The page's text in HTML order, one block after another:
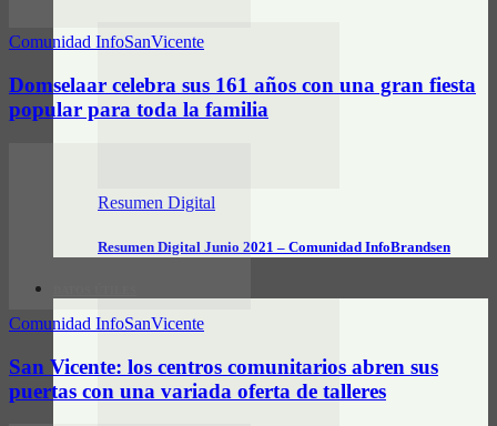
Resumen Digital
Resumen Digital Junio 2021 – Comunidad InfoBrandsen
Comunidad InfoSanVicente
Domselaar celebra sus 161 años con una gran fiesta
popular para toda la familia
Comunidad InfoSanVicente
San Vicente: los centros comunitarios abren sus
puertas con una variada oferta de talleres